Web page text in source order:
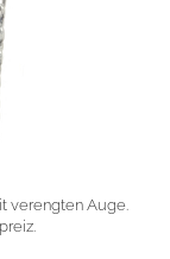
verengten Auge.